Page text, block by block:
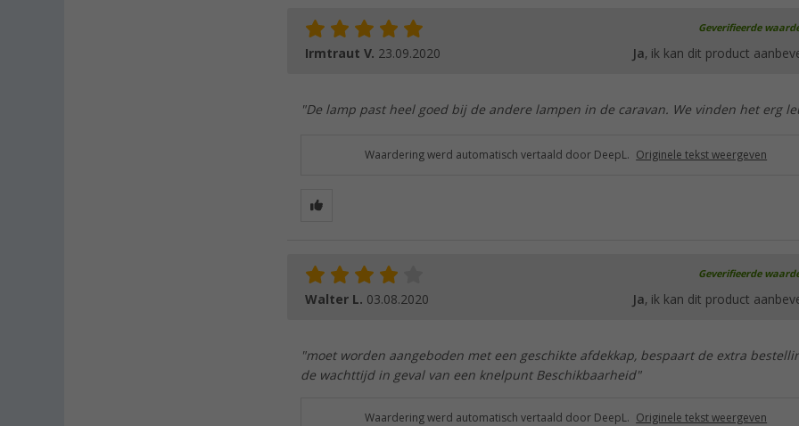
Geverifieerde
Irmtraut V. 23.09.2020 Ja, ik kan dit product
"De lamp past heel goed bij de andere lampen in de caravan. We vinden het erg
Waardering werd automatisch vertaald door DeepL. Originele tekst weergeven
Geverifieerde
Walter L. 03.08.2020 Ja, ik kan dit product
"moet worden aangeboden met een geschikte afdekkap, bespaart de extra
de wachttijd in geval van een knelpunt Beschikbaarheid"
Waardering werd automatisch vertaald door DeepL. Originele tekst weergeven